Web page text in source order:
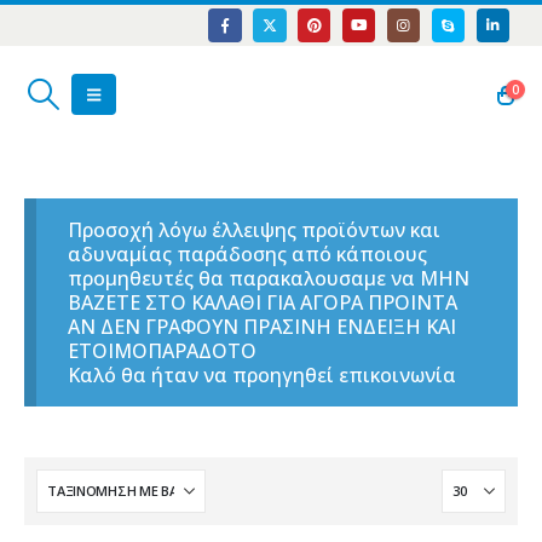
0
Προσοχή λόγω έλλειψης προϊόντων και
αδυναμίας παράδοσης από κάποιους
προμηθευτές θα παρακαλουσαμε να ΜΗΝ
ΒΑΖΕΤΕ ΣΤΟ ΚΑΛΑΘΙ ΓΙΑ ΑΓΟΡΑ ΠΡΟΙΝΤΑ
ΑΝ ΔΕΝ ΓΡΑΦΟΥΝ ΠΡΑΣΙΝΗ ΕΝΔΕΙΞΗ ΚΑΙ
ΕΤΟΙΜΟΠΑΡΑΔΟΤΟ
Καλό θα ήταν να προηγηθεί επικοινωνία